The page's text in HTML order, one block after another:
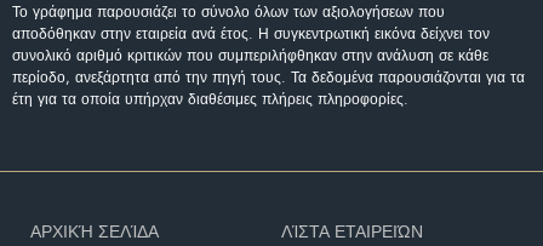
Το γράφημα παρουσιάζει το σύνολο όλων των αξιολογήσεων που
αποδόθηκαν στην εταιρεία ανά έτος. Η συγκεντρωτική εικόνα δείχνει τον
συνολικό αριθμό κριτικών που συμπεριλήφθηκαν στην ανάλυση σε κάθε
περίοδο, ανεξάρτητα από την πηγή τους. Τα δεδομένα παρουσιάζονται για τα
έτη για τα οποία υπήρχαν διαθέσιμες πλήρεις πληροφορίες.
ΑΡΧΙΚΉ ΣΕΛΊΔΑ
ΛΊΣΤΑ ΕΤΑΙΡΕΙΏΝ